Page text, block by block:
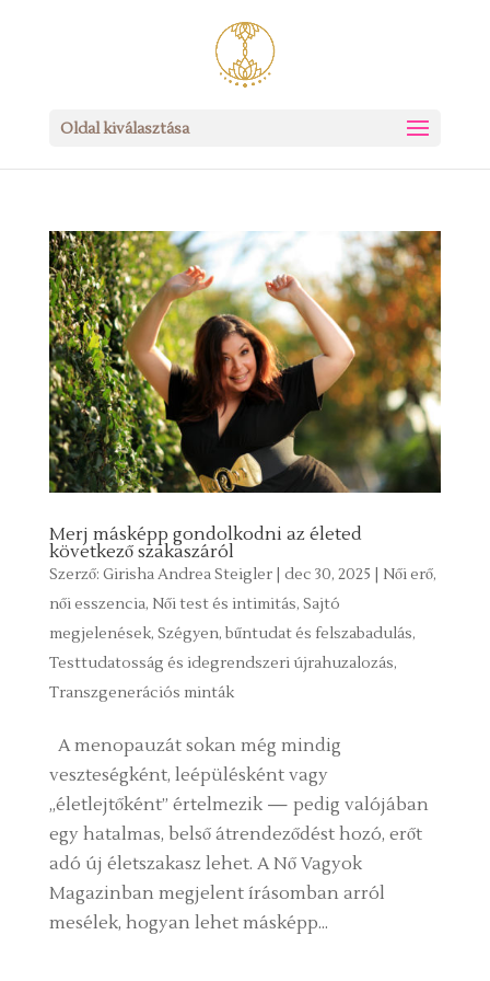
Oldal kiválasztása
Merj másképp gondolkodni az életed
következő szakaszáról
Szerző: Girisha Andrea Steigler| dec 30, 2025
Női erő,
női esszencia, Női test és intimitás, Sajtó
megjelenések, Szégyen, bűntudat és felszabadulás,
Testtudatosság és idegrendszeri újrahuzalozás,
Transzgenerációs minták
A menopauzát sokan még mindig
veszteségként, leépülésként vagy
„életlejtőként” értelmezik — pedig valójában
egy hatalmas, belső átrendeződést hozó, erőt
adó új életszakasz lehet. A Nő Vagyok
Magazinban megjelent írásomban arról
mesélek, hogyan lehet másképp...